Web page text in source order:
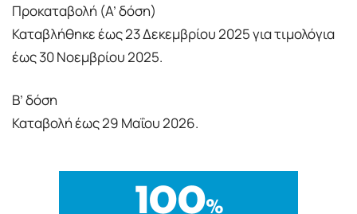
Προκαταβολή (Α’ δόση)
Καταβλήθηκε έως 23 Δεκεμβρίου 2025 για τιμολόγια
έως 30 Νοεμβρίου 2025.
Β’ δόση
Καταβολή έως 29 Μαΐου 2026.